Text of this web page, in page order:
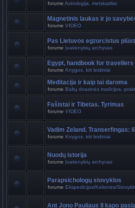
forume Astrologija, metskaitliai
Magnetinis laukas ir jo
forume VIDEO
Pas Lietuvos egzorcistus
forume Įvairenybių archyvas
Egypt, handbook for travellers
forume Knygos. kiti leidiniai
Meditacija ir kaip tai daroma
forume Baltų dvasinės tradicijos,
Fašistai ir Tibetas. Tyrimas
forume VIDEO
Vadim Zeland. Transerfingas:
forume Knygos. kiti leidiniai
Nuodų istorija
forume Įvairenybių archyvas
Parapsichologų stovyklos
forume Ekspedicijos/Kelionės/
Ant Jono Pauliaus II kapo